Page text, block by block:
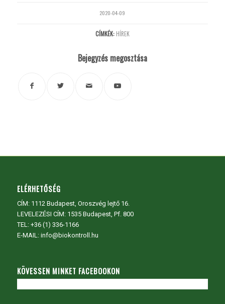
2020-04-09
CÍMKÉK: HÍREK
Bejegyzés megosztása
ELÉRHETŐSÉG
CÍM: 1112 Budapest, Oroszvég lejtő 16.
LEVELEZÉSI CÍM: 1535 Budapest, Pf. 800
TEL: +36 (1) 336-1166
E-MAIL: info@biokontroll.hu
KÖVESSEN MINKET FACEBOOKON